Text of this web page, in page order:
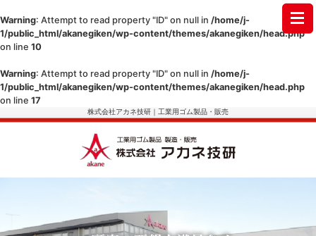
Warning: Attempt to read property "ID" on null in /home/j-
1/public_html/akanegiken/wp-content/themes/akanegiken/head.php
on line 10
Warning: Attempt to read property "ID" on null in /home/j-
1/public_html/akanegiken/wp-content/themes/akanegiken/head.php
on line 17
株式会社アカネ技研｜工業用ゴム製品・販売